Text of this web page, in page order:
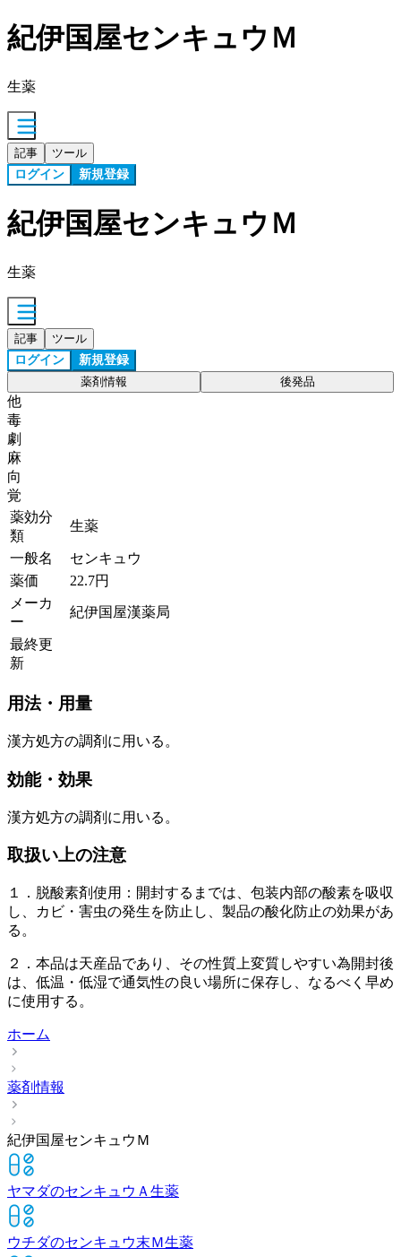
紀伊国屋センキュウＭ
生薬
記事 ツール
ログイン 新規登録
紀伊国屋センキュウＭ
生薬
記事 ツール
ログイン 新規登録
薬剤情報 後発品
他
毒
劇
麻
向
覚
薬効分
類
生薬
一般名
センキュウ
薬価
22.7円
メーカ
ー
紀伊国屋漢薬局
最終更
新
用法・用量
漢方処方の調剤に用いる。
効能・効果
漢方処方の調剤に用いる。
取扱い上の注意
１．脱酸素剤使用：開封するまでは、包装内部の酸素を吸収
し、カビ・害虫の発生を防止し、製品の酸化防止の効果があ
る。
２．本品は天産品であり、その性質上変質しやすい為開封後
は、低温・低湿で通気性の良い場所に保存し、なるべく早め
に使用する。
ホーム
薬剤情報
紀伊国屋センキュウＭ
ヤマダのセンキュウＡ 生薬
ウチダのセンキュウ末Ｍ生薬